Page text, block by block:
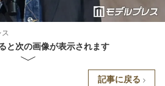
と次の画像が表示されます
記事に戻る